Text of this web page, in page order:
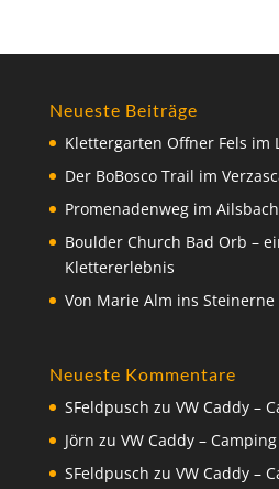
Neueste Beiträge
Klettergarten Offner Fels im
Der BoBosco Trail im
Promenadenweg im
Boulder Church Bad Orb –
Klettererlebnis
Von Marie Alm ins Steinerne
Neueste Kommentare
SFeldpusch zu VW Caddy –
Jörn zu VW Caddy –
SFeldpusch zu VW Caddy –